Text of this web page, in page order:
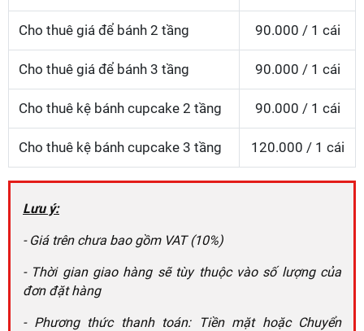
Cho thuê giá để bánh 2 tầng 90.000 / 1 cái
Cho thuê giá để bánh 3 tầng 90.000 / 1 cái
Cho thuê kệ bánh cupcake 2 tầng 90.000 / 1 cái
Cho thuê kệ bánh cupcake 3 tầng 120.000 / 1 cái
Lưu ý:
- Giá trên chưa bao gồm VAT (10%)
- Thời gian giao hàng sẽ tùy thuộc vào số lượng của
đơn đặt hàng
- Phương thức thanh toán: Tiền mặt hoặc Chuyển